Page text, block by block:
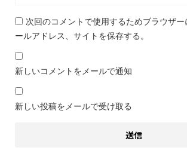
次回のコメントで使用するためブラウザ
ールアドレス、サイトを保存する。
新しいコメントをメールで通知
新しい投稿をメールで受け取る